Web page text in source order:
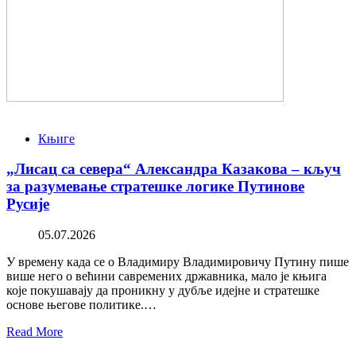
Књиге
„Лисац са севера“ Александра Казакова – кључ
за разумевање стратешке логике Путинове
Русије
05.07.2026
У времену када се о Владимиру Владимировичу Путину пише
више него о већини савремених државника, мало је књига
које покушавају да проникну у дубље идејне и стратешке
основе његове политике.…
Read More